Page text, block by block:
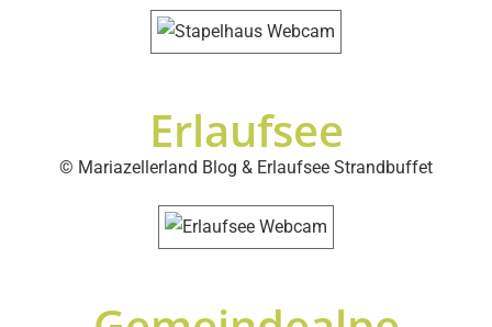
Erlaufsee
© Mariazellerland Blog & Erlaufsee Strandbuffet